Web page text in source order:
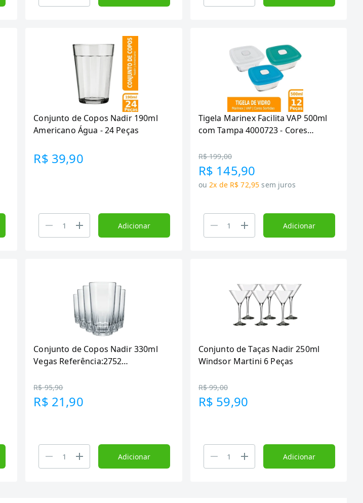
Conjunto de Copos Nadir 190ml
Americano Água - 24 Peças
R$ 39,90
Adicionar
Tigela Marinex Facilita VAP 500ml
com Tampa 4000723 - Cores
Peças
R$ 199,00
R$ 145,90
ou 2x de R$ 72,95 sem juros
Adicionar
Conjunto de Copos Nadir 330ml
Vegas Referência:2752
R$ 95,90
R$ 21,90
Adicionar
Conjunto de Taças Nadir 250ml
Windsor Martini 6 Peças
R$ 99,00
R$ 59,90
Adicionar